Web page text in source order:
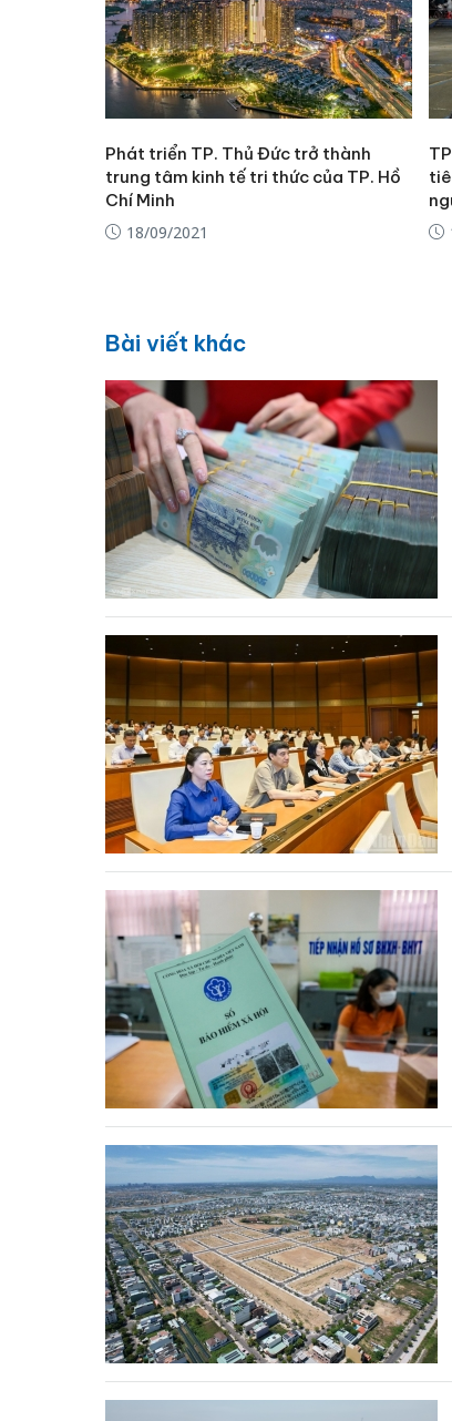
Phát triển TP. Thủ Đức trở thành
trung tâm kinh tế tri thức của TP. Hồ
Chí Minh
18/09/2021
Bài viết khác